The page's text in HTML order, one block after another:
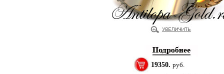
19350. руб.